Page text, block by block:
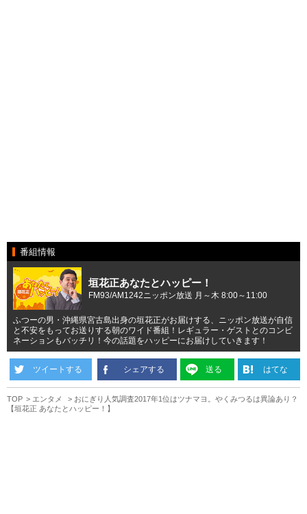
番組情報
垣花正あなたとハッピー！
FM93/AM1242ニッポン放送 月～木 8:00～11:00
ふつーの男・沖縄県宮古島出身の垣花正がお届けする、ニッポン放送が自信
と不安をもってお送りする朝のワイド番組！レギュラー・ゲストとのコンビ
ネーションもバッチリ！今の話題をハッピーにお届けしていきます！
ツイートする シェアする 送る はてな
TOP エンタメ
おにぎり人気調査2017年1位はツナマヨ。やくみつるは異論あり？
【垣花正 あなたとハッピー！】